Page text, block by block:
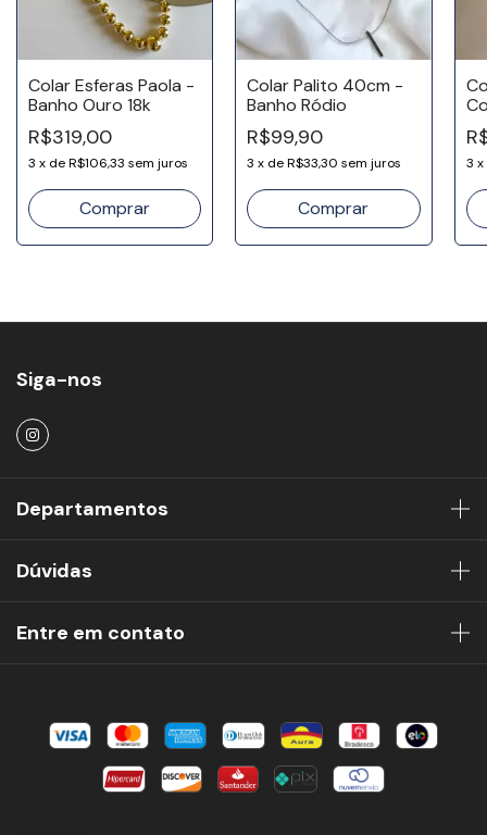
Colar Esferas Paola -
Banho Ouro 18k
R$319,00
3 x deR$106,33 sem juros
Colar Palito 40cm -
Banho Ródio
R$99,90
3 x deR$33,30 sem juros 3 x
Siga-nos
Departamentos
Dúvidas
Entre em contato